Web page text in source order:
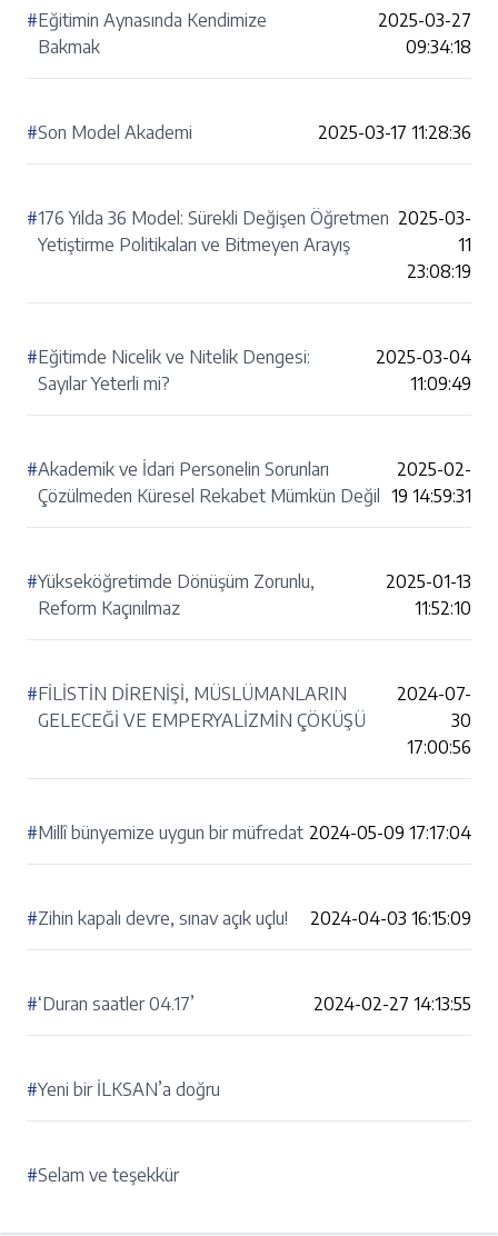
#Eğitimin Aynasında Kendimize
Bakmak
2025-03-27
09:34:18
#Son Model Akademi 2025-03-17 11:28:36
#176 Yılda 36 Model: Sürekli Değişen Öğretmen
Yetiştirme Politikaları ve Bitmeyen Arayış
2025-03-
11
23:08:19
#Eğitimde Nicelik ve Nitelik Dengesi:
Sayılar Yeterli mi?
2025-03-04
11:09:49
#Akademik ve İdari Personelin Sorunları
Çözülmeden Küresel Rekabet Mümkün Değil
2025-02-
19 14:59:31
#Yükseköğretimde Dönüşüm Zorunlu,
Reform Kaçınılmaz
2025-01-13
11:52:10
#FİLİSTİN DİRENİŞİ, MÜSLÜMANLARIN
GELECEĞİ VE EMPERYALİZMİN ÇÖKÜŞÜ
2024-07-
30
17:00:56
#Millî bünyemize uygun bir müfredat 2024-05-09 17:17:04
#Zihin kapalı devre, sınav açık uçlu! 2024-04-03 16:15:09
#‘Duran saatler 04.17’ 2024-02-27 14:13:55
#Yeni bir İLKSAN’a doğru
#Selam ve teşekkür